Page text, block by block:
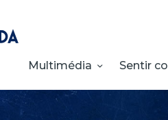
Multimédia Sentir